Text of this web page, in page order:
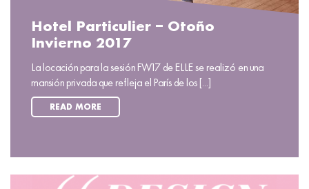
Hotel Particulier – Otoño
Invierno 2017
La locación para la sesión FW17 de ELLE se realizó en una
mansión privada que refleja el París de los [...]
READ MORE